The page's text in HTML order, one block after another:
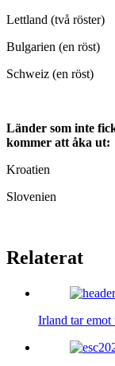
Lettland (två röster)
Bulgarien (en röst)
Schweiz (en röst)
Länder som inte
kommer att åka ut:
Kroatien
Slovenien
Relaterat
Irland tar